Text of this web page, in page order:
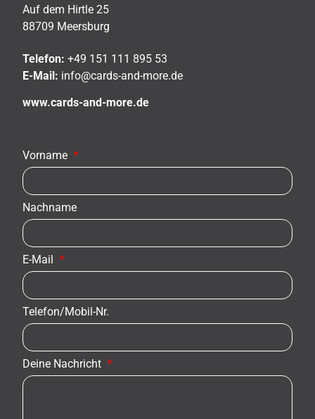
Auf dem Hirtle 25
88709 Meersburg
Telefon:+49 151 111 895 53
E-Mail: info@cards-and-more.de
www.cards-and-more.de
Vorname
Nachname
E-Mail
Telefon/Mobil-Nr.
Deine Nachricht